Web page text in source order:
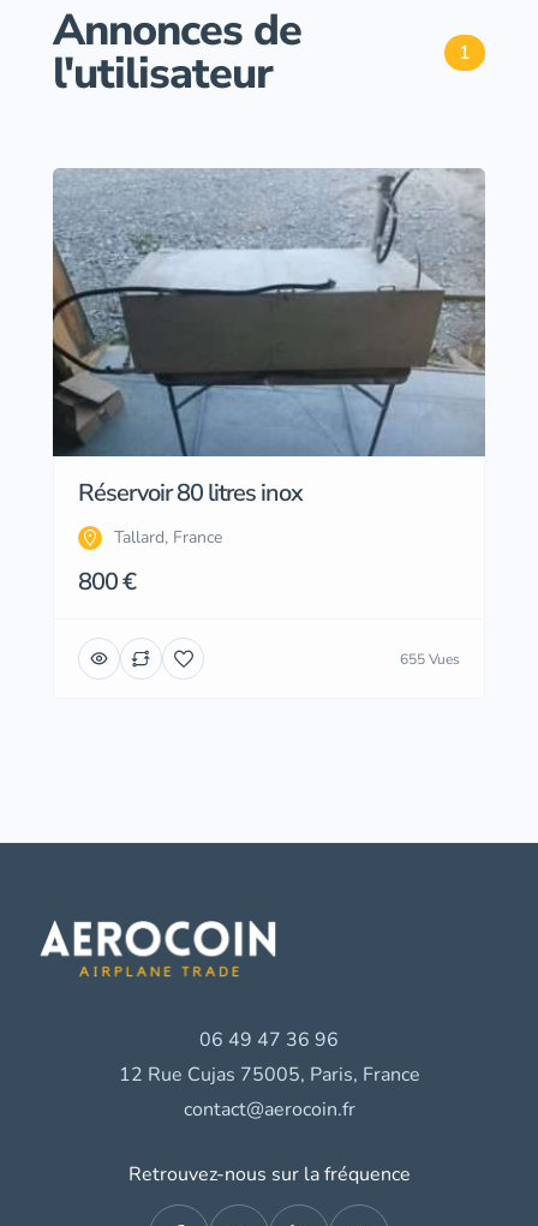
Annonces de
l'utilisateur 1
Réservoir 80 litres inox
Tallard, France
800 €
655 Vues
06 49 47 36 96
12 Rue Cujas 75005, Paris, France
contact@aerocoin.fr
Retrouvez-nous sur la fréquence